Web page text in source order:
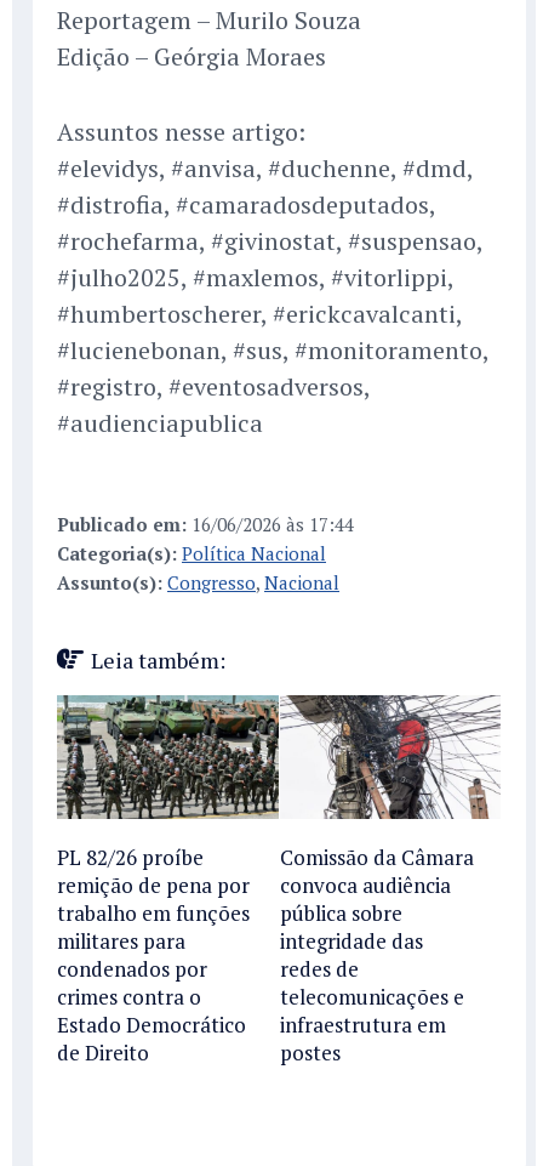
Reportagem – Murilo Souza
Edição – Geórgia Moraes
Assuntos nesse artigo:
#elevidys, #anvisa, #duchenne, #dmd,
#distrofia, #camaradosdeputados,
#rochefarma, #givinostat, #suspensao,
#julho2025, #maxlemos, #vitorlippi,
#humbertoscherer, #erickcavalcanti,
#lucienebonan, #sus, #monitoramento,
#registro, #eventosadversos,
#audienciapublica
Publicado em: 16/06/2026 às 17:44
Categoria(s): Política Nacional
Assunto(s): Congresso, Nacional
Leia também:
PL 82/26 proíbe
remição de pena por
trabalho em funções
militares para
condenados por
crimes contra o
Estado Democrático
de Direito
Comissão da Câmara
convoca audiência
pública sobre
integridade das
redes de
telecomunicações e
infraestrutura em
postes